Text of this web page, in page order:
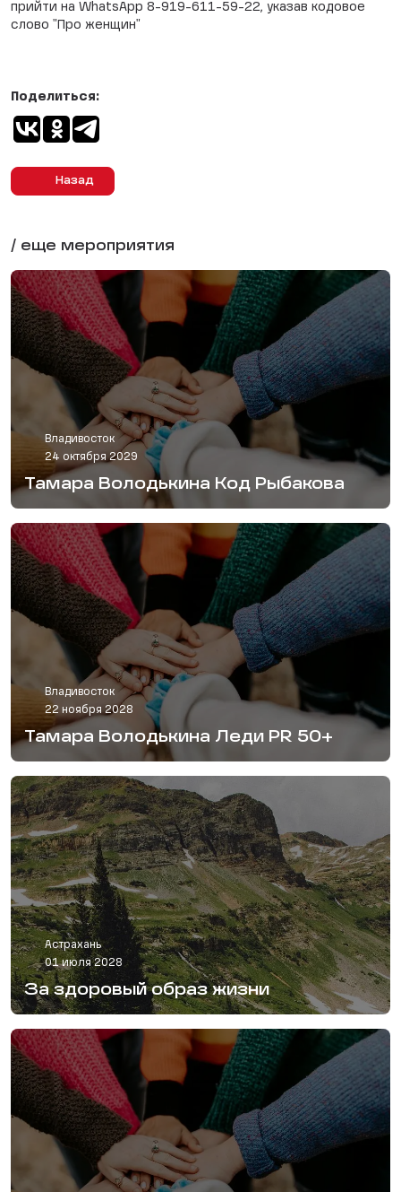
прийти на WhatsApp 8-919-611-59-22, указав кодовое
слово "Про женщин"
Назад
Поделиться:
/ еще мероприятия
Владивосток
24 октября 2029
Тамара Володькина Код Рыбакова
Владивосток
22 ноября 2028
Тамара Володькина Леди PR 50+
Астрахань
01 июля 2028
За здоровый образ жизни